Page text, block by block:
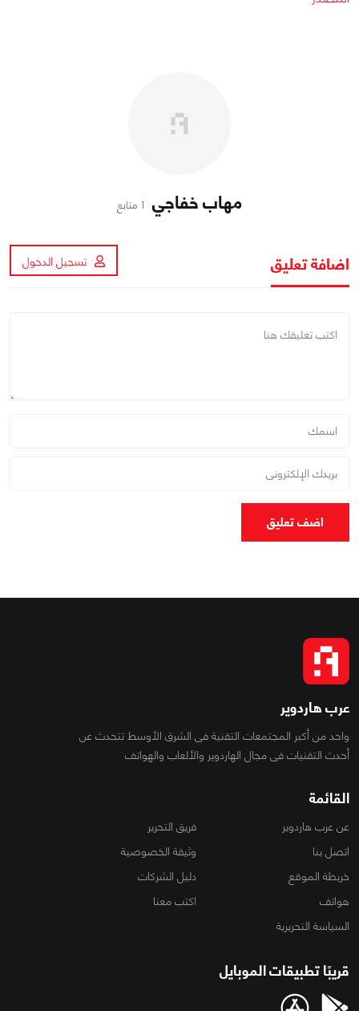
مهاب خفاجي 1 متابع
اضافة تعليق تسجيل الدخول
اضف تعليق
عرب هاردوير
واحد من أكبر المجتمعات التقنية فى الشرق الأوسط تتحدث عن
أحدث التقنيات فى مجال الهاردوير والألعاب والهواتف
القائمة
عن عرب هاردوير
فريق التحرير
اتصل بنا
وثيقة الخصوصية
خريطة الموقع
دليل الشركات
هواتف
اكتب معنا
السياسة التحريرية
قريبًا تطبيقات الموبايل